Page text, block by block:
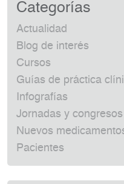
Categorías
Actualidad
Blog de interés
Cursos
Guías de práctica
Infografías
Jornadas y congresos
Nuevos
Pacientes